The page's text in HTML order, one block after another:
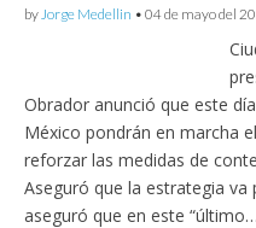
by Jorge Medellin • 04 de mayo del
Obrador anunció que este
México pondrán en marcha
reforzar las medidas de
Aseguró que la estrategia
aseguró que en este “último…